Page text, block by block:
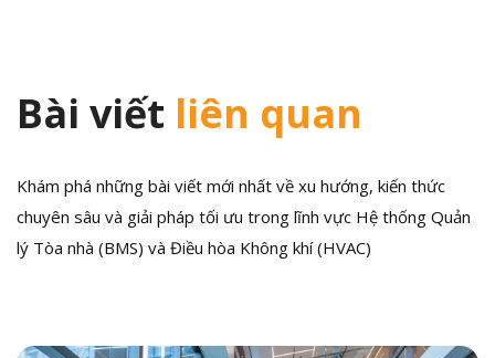
Bài viết liên quan
Khám phá những bài viết mới nhất về xu hướng, kiến thức
chuyên sâu và giải pháp tối ưu trong lĩnh vực Hệ thống Quản
lý Tòa nhà (BMS) và Điều hòa Không khí (HVAC)